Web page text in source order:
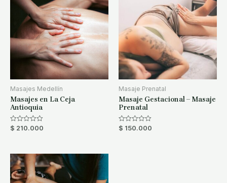
Masajes Medellín
Masajes en La Ceja
Antioquia
Rated
$ 210.000
Masaje Prenatal
Masaje Gestacional – Masaje
Prenatal
Rated
$ 150.000